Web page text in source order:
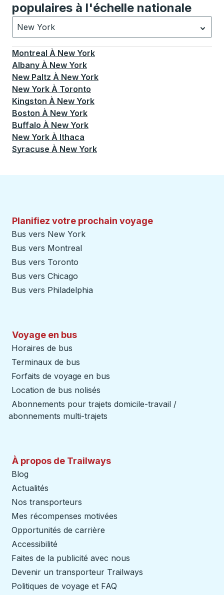
populaires à l'échelle nationale
New York
Actuellement sélectionné: New York.La sélection est
Montreal À New York
Albany À New York
New Paltz À New York
New York À Toronto
Kingston À New York
Boston À New York
Buffalo À New York
New York À Ithaca
Syracuse À New York
Planifiez votre prochain voyage
Bus vers New York
Bus vers Montreal
Bus vers Toronto
Bus vers Chicago
Bus vers Philadelphia
Voyage en bus
Horaires de bus
Terminaux de bus
Forfaits de voyage en bus
Location de bus nolisés
Abonnements pour trajets domicile-travail /
abonnements multi-trajets
À propos de Trailways
Blog
Actualités
Nos transporteurs
Mes récompenses motivées
Opportunités de carrière
Accessibilité
Faites de la publicité avec nous
Devenir un transporteur Trailways
Politiques de voyage et FAQ